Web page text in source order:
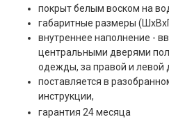
покрыт белым воском на
габаритные размеры
внутреннее наполнение -
центральными дверями
одежды, за правой и левой
поставляется в
инструкции,
гарантия 24 месяца